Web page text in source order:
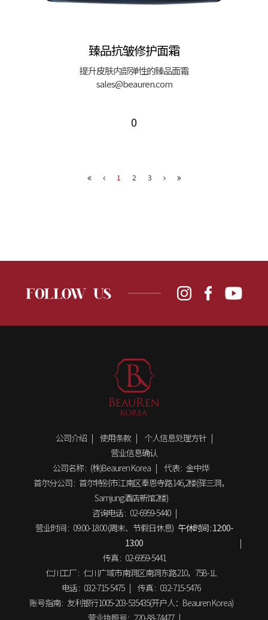
臻品抗皱修护面霜
提升皮肤内部弹性的臻品面霜
sales@beauren.com
0
1 2 3
公司介绍 使用条款
个人信息处理方针
营业信息确认
公司名称 : (株)Beauren Korea 代表 : 金中烨
首尔分公司 : 首尔特别市江南区奉恩寺路146,2楼(驿三洞，
Samjung酒店新馆2楼)
咨询电话 : 02-6959-5440
营业时间 : 09:00-18:00 (周末、节假日休息) 午休时间 :12:00-
13:00
传真 : 02-6959-5441
仁川工厂 : 仁川广域市南洞区南洞东路210，75B-1L
电话 : 032-715-5475 传真 : 032-715-5476
账号指南 : 友利银行1005-203-535435(开户人：Beauren Korea)
营业执照号 : 220-88-74477